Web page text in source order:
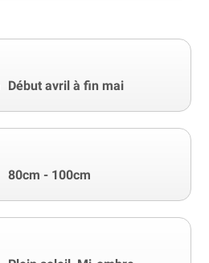
Début avril à fin mai
80cm - 100cm